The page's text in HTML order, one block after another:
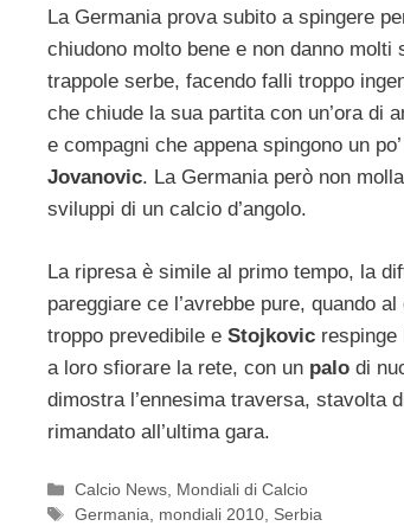
La Germania prova subito a spingere
chiudono molto bene e non danno
trappole serbe, facendo falli troppo
che chiude la sua partita con un’ora di
e compagni che appena spingono un
Jovanovic. La Germania però non
sviluppi di un calcio d’angolo.
La ripresa è simile al primo tempo, la
pareggiare ce l’avrebbe pure, quando
troppo prevedibile e Stojkovic
a loro sfiorare la rete, con un palo di
dimostra l’ennesima traversa, stavolta
rimandato all’ultima gara.
Categorie
Calcio News, Mondiali di Calcio
Tag
Germania, mondiali 2010, Serbia